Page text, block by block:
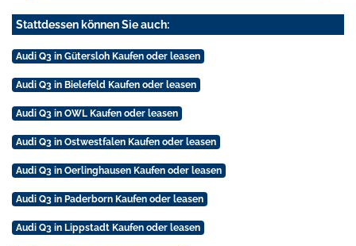
Stattdessen können Sie auch:
Audi Q3 in Gütersloh Kaufen oder leasen
Audi Q3 in Bielefeld Kaufen oder leasen
Audi Q3 in OWL Kaufen oder leasen
Audi Q3 in Ostwestfalen Kaufen oder leasen
Audi Q3 in Oerlinghausen Kaufen oder leasen
Audi Q3 in Paderborn Kaufen oder leasen
Audi Q3 in Lippstadt Kaufen oder leasen